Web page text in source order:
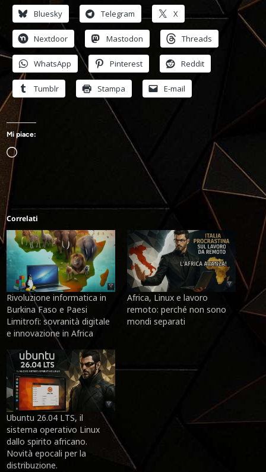
Bluesky Telegram X
Nextdoor Mastodon Threads
WhatsApp Pinterest Reddit
Tumblr Stampa E-mail
Mi piace:
Caricamento
Correlati
Rivoluzione informatica in
Burkina Faso e Paesi
Limitrofi: sovranità digitale
e innovazione in Africa
Africa, Linux e lavoro
remoto: perché non sono
mondi separati
Ubuntu 26.04 LTS, il
sistema operativo Linux
dallo spirito africano.
Novità epocali per la
distribuzione.